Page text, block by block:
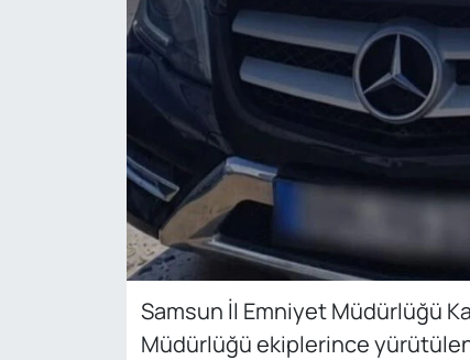
Samsun İl Emniyet Müdürlüğü
Müdürlüğü ekiplerince